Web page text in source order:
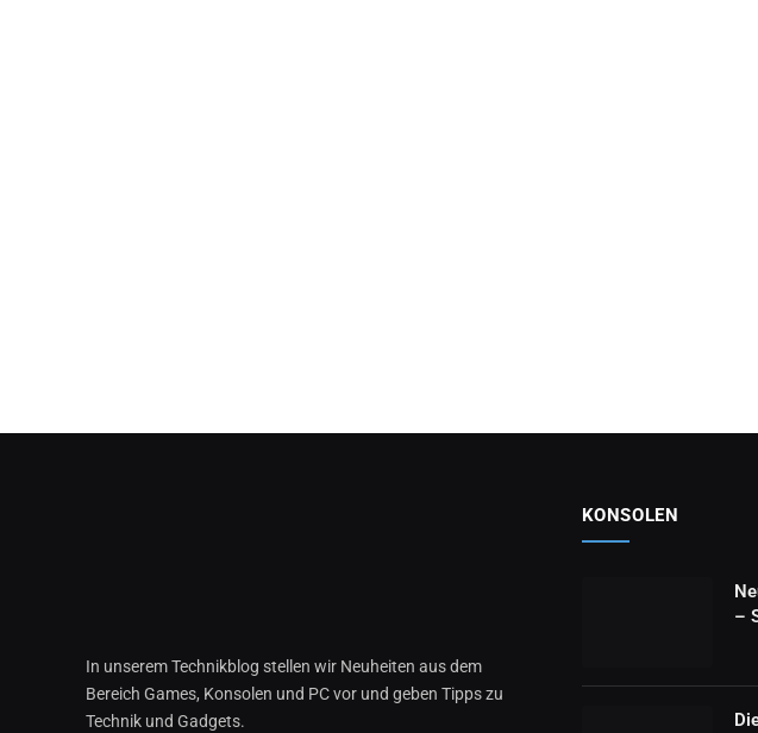
In unserem Technikblog stellen wir Neuheiten aus dem
Bereich Games, Konsolen und PC vor und geben Tipps zu
Technik und Gadgets.
KONSOLEN
–